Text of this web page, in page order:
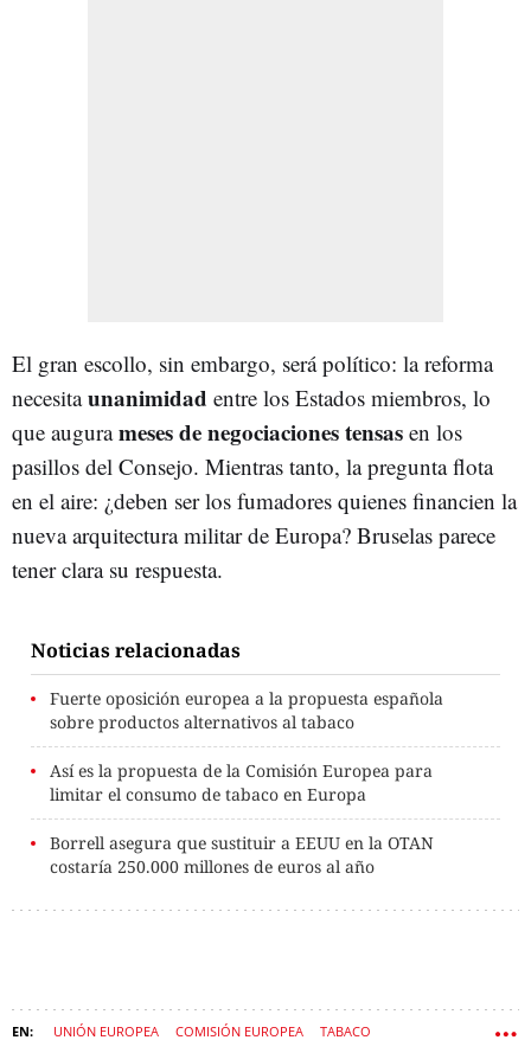
El gran escollo, sin embargo, será político: la reforma
necesitaunanimidad entre los Estados miembros, lo
que augurameses de negociaciones tensas en los
pasillos del Consejo. Mientras tanto, la pregunta flota
en el aire: ¿deben ser los fumadores quienes financien la
nueva arquitectura militar de Europa? Bruselas parece
tener clara su respuesta.
Noticias relacionadas
Fuerte oposición europea a la propuesta española
sobre productos alternativos al tabaco
Así es la propuesta de la Comisión Europea para
limitar el consumo de tabaco en Europa
Borrell asegura que sustituir a EEUU en la OTAN
costaría 250.000 millones de euros al año
UNIÓN EUROPEA COMISIÓN EUROPEA TABACO